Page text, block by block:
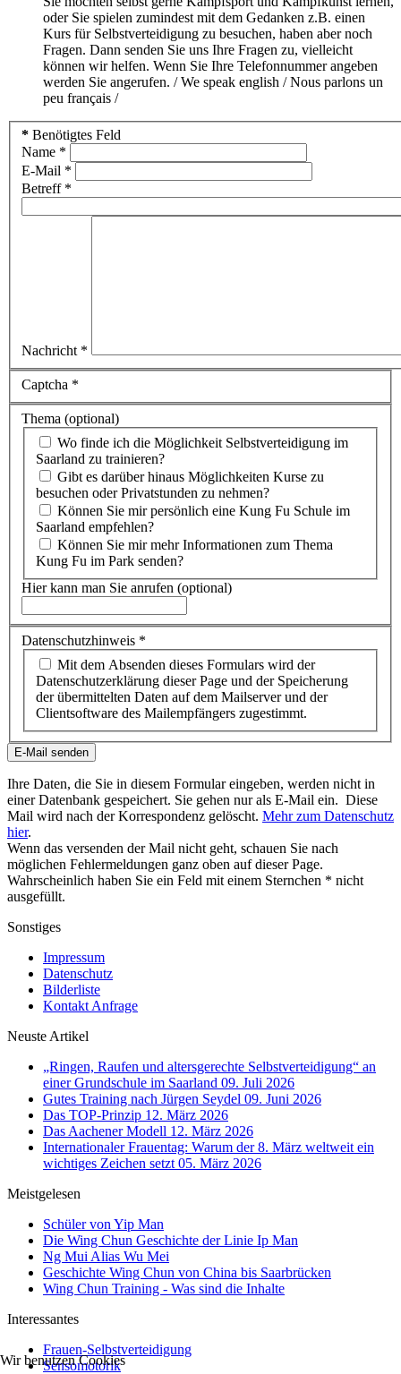
oder Sie spielen zumindest mit dem Gedanken z.B. einen
Kurs für Selbstverteidigung zu besuchen, haben aber noch
Fragen. Dann senden Sie uns Ihre Fragen zu, vielleicht
können wir helfen. Wenn Sie Ihre Telefonnummer angeben
werden Sie angerufen. / We speak english / Nous parlons un
peu français /
* Benötigtes Feld
Name *
E-Mail *
Betreff*
Nachricht*
Captcha *
Thema (optional)
Saarland zu trainieren?
besuchen oder Privatstunden zu nehmen?
Saarland empfehlen?
Kung Fu im Park senden?
Hier kann man Sie anrufen (optional)
Datenschutzhinweis *
Datenschutzerklärung dieser Page und der Speicherung
der übermittelten Daten auf dem Mailserver und der
Clientsoftware des Mailempfängers zugestimmt.
E-Mail senden
Ihre Daten, die Sie in diesem Formular eingeben, werden nicht in
einer Datenbank gespeichert. Sie gehen nur als E-Mail ein. Diese
Mail wird nach der Korrespondenz gelöscht. Mehr zum Datenschutz
hier.
Wenn das versenden der Mail nicht geht, schauen Sie nach
möglichen Fehlermeldungen ganz oben auf dieser Page.
Wahrscheinlich haben Sie ein Feld mit einem Sternchen * nicht
ausgefüllt.
Sonstiges
Impressum
Datenschutz
Bilderliste
Kontakt Anfrage
Neuste Artikel
„Ringen, Raufen und altersgerechte Selbstverteidigung“ an
einer Grundschule im Saarland 09. Juli 2026
Gutes Training nach Jürgen Seydel 09. Juni 2026
Das TOP-Prinzip 12. März 2026
Das Aachener Modell 12. März 2026
Internationaler Frauentag: Warum der 8. März weltweit ein
wichtiges Zeichen setzt 05. März 2026
Meistgelesen
Schüler von Yip Man
Die Wing Chun Geschichte der Linie Ip Man
Ng Mui Alias Wu Mei
Geschichte Wing Chun von China bis Saarbrücken
Wing Chun Training - Was sind die Inhalte
Interessantes
Frauen-Selbstverteidigung
Sensomotorik
Wir benutzen Cookies